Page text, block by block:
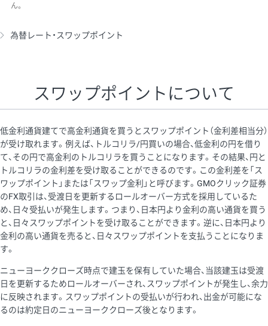
ん。
為替レート・スワップポイント
スワップポイントについて
低金利通貨建てで高金利通貨を買うとスワップポイント（金利差相当分）
が受け取れます。例えば、トルコリラ/円買いの場合、低金利の円を借り
て、その円で高金利のトルコリラを買うことになります。その結果、円と
トルコリラの金利差を受け取ることができるのです。この金利差を「ス
ワップポイント」または「スワップ金利」と呼びます。GMOクリック証券
のFX取引は、受渡日を更新するロールオーバー方式を採用しているた
め、日々受払いが発生します。つまり、日本円より金利の高い通貨を買う
と、日々スワップポイントを受け取ることができます。逆に、日本円より
金利の高い通貨を売ると、日々スワップポイントを支払うことになりま
す。
ニューヨーククローズ時点で建玉を保有していた場合、当該建玉は受渡
日を更新するためロールオーバーされ、スワップポイントが発生し、余力
に反映されます。スワップポイントの受払いが行われ、出金が可能にな
るのは約定日のニューヨーククローズ後となります。